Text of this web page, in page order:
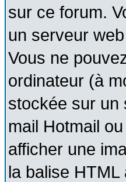
sur ce forum.
un serveur
Vous ne
ordinateur (à
stockée sur un
mail Hotmail
afficher une
la balise